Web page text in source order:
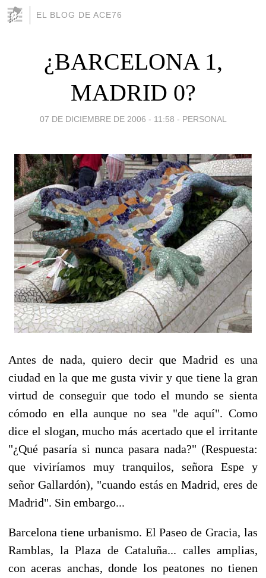
EL BLOG DE ACE76
¿BARCELONA 1,
MADRID 0?
07 DE DICIEMBRE DE 2006 - 11:58 - PERSONAL
Antes de nada, quiero decir que Madrid es una
ciudad en la que me gusta vivir y que tiene la gran
virtud de conseguir que todo el mundo se sienta
cómodo en ella aunque no sea "de aquí". Como
dice el slogan, mucho más acertado que el irritante
"¿Qué pasaría si nunca pasara nada?" (Respuesta:
que viviríamos muy tranquilos, señora Espe y
señor Gallardón), "cuando estás en Madrid, eres de
Madrid". Sin embargo...
Barcelona tiene urbanismo. El Paseo de Gracia, las
Ramblas, la Plaza de Cataluña... calles amplias,
con aceras anchas, donde los peatones no tienen